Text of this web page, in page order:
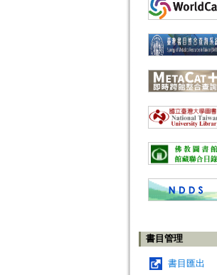
書目管理
書目匯出